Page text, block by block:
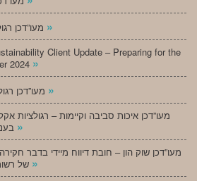
»
Client Update – Preparing for the
2024 »
»
מעו”דכן איכות סביבה וקיימות – רגולציות
»
מעו”דכן שוק הון – חובת דיווח מיידי בדבר
»